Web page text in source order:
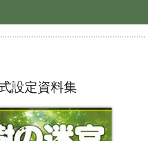
設定資料集